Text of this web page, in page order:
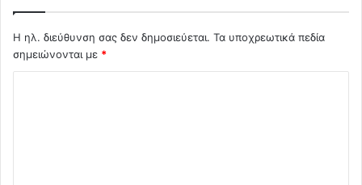
Η ηλ. διεύθυνση σας δεν δημοσιεύεται. Τα υποχρεωτικά πεδία
σημειώνονται με *